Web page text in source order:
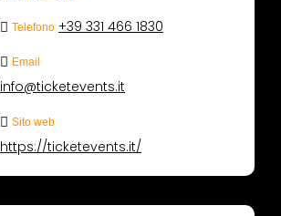
Telefono +39 331 466 1830
Email
info@ticketevents.it
Sito web
https://ticketevents.it/